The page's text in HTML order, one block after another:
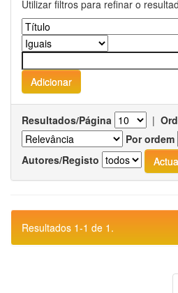
Utilizar filtros para refinar o
Resultados/Página |
Por ordem
Autores/Registo
Resultados 1-1 de 1.